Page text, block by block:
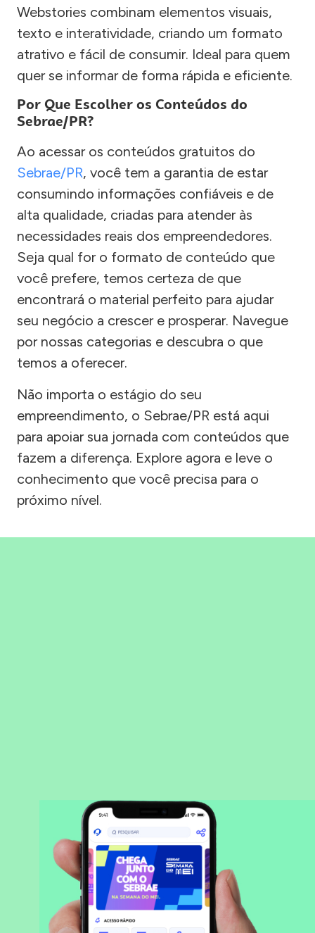
Webstories combinam elementos visuais,
texto e interatividade, criando um formato
atrativo e fácil de consumir. Ideal para quem
quer se informar de forma rápida e eficiente.
Por Que Escolher os Conteúdos do
Sebrae/PR?
Ao acessar os conteúdos gratuitos do
Sebrae/PR, você tem a garantia de estar
consumindo informações confiáveis e de
alta qualidade, criadas para atender às
necessidades reais dos empreendedores.
Seja qual for o formato de conteúdo que
você prefere, temos certeza de que
encontrará o material perfeito para ajudar
seu negócio a crescer e prosperar. Navegue
por nossas categorias e descubra o que
temos a oferecer.
Não importa o estágio do seu
empreendimento, o Sebrae/PR está aqui
para apoiar sua jornada com conteúdos que
fazem a diferença. Explore agora e leve o
conhecimento que você precisa para o
próximo nível.